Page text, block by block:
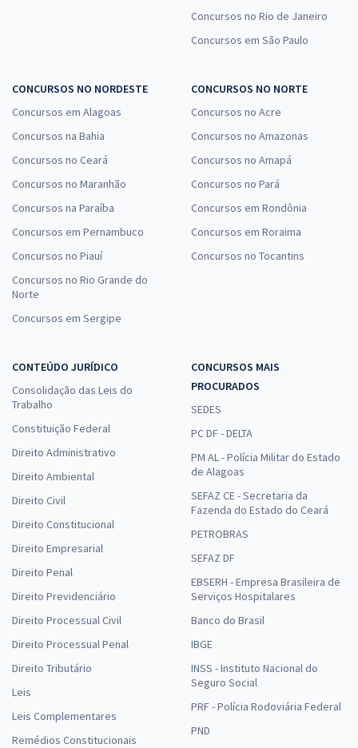
Concursos no Rio de Janeiro
Concursos em São Paulo
CONCURSOS NO NORDESTE
Concursos em Alagoas
Concursos na Bahia
Concursos no Ceará
Concursos no Maranhão
Concursos na Paraíba
Concursos em Pernambuco
Concursos no Piauí
Concursos no Rio Grande do
Norte
Concursos em Sergipe
CONCURSOS NO NORTE
Concursos no Acre
Concursos no Amazonas
Concursos no Amapá
Concursos no Pará
Concursos em Rondônia
Concursos em Roraima
Concursos no Tocantins
CONTEÚDO JURÍDICO
Consolidação das Leis do
Trabalho
Constituição Federal
Direito Administrativo
Direito Ambiental
Direito Civil
Direito Constitucional
Direito Empresarial
Direito Penal
Direito Previdenciário
Direito Processual Civil
Direito Processual Penal
Direito Tributário
Leis
Leis Complementares
Remédios Constitucionais
CONCURSOS MAIS
PROCURADOS
SEDES
PC DF - DELTA
PM AL - Polícia Militar do Estado
de Alagoas
SEFAZ CE - Secretaria da
Fazenda do Estado do Ceará
PETROBRAS
SEFAZ DF
EBSERH - Empresa Brasileira de
Serviços Hospitalares
Banco do Brasil
IBGE
INSS - Instituto Nacional do
Seguro Social
PRF - Polícia Rodoviária Federal
PND